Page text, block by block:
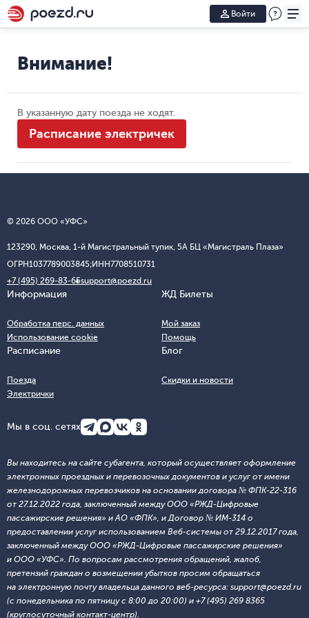
Войти
Внимание!
В указанную дату поезда не ходят.
Расписание электричек
© 2026 ООО «УФС»
123290, Москва, 1-й Магистральный тупик, 5А БЦ «Магистраль Плаза»
ОГРН1037789003845;ИНН7708510731
+7 (495) 269-83-65support@poezd.ru
Информация
Обработка перс. данных
Использование cookie
ЖД Билеты
Мой заказ
Помощь
Расписание
Поезда
Электрички
Блог
Скидки и новости
Мы в соц. сетях
Вы находитесь на сайте субагента, который осуществляет оформление
электронных проездных и перевозочных документов и услуг от имени
железнодорожных перевозчиков на основании договора № ФПК-22-316
от 27.12.2022 года, заключенный между ООО «РЖД-Цифровые
пассажирские решения» и АО «ФПК», и Договор № ИМ-314 о
предоставлении услуг использованием Веб-системы от 29.12.2017 года,
заключенный между ООО «РЖД-Цифровые пассажирские решения»
и ООО «УФС». По вопросам рассмотрения обращений, жалоб,
претензий граждан о возмещении убытков просим обращаться
на электронную почту владельца данного веб-ресурса: support@poezd.ru
(с понедельника по пятницу с 8:00 до 20:00) и +7 (495) 269 8365
(круглосуточный контакт-центр).